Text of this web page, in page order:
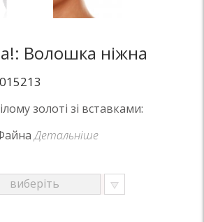
Волошка ніжна
золоті зі вставками:
Детальніше